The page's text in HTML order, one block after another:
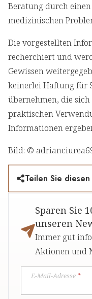
Beratung durch
medizinischen
Die vorgestellten
recherchiert und
Gewissen
keinerlei Haftung für
übernehmen, die
praktischen
Informationen
Bild: ©
Teilen Sie
Sparen Sie
unseren
Immer gut
Aktionen und
E-Mail-Adresse *